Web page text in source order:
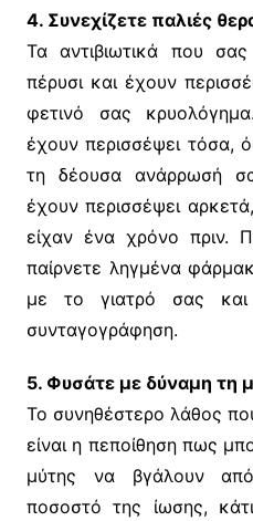
4. Συνεχίζετε παλιές
Τα αντιβιωτικά που
πέρυσι και έχουν
φετινό σας
έχουν περισσέψει τόσα,
τη δέουσα ανάρρωσή
έχουν περισσέψει
είχαν ένα χρόνο πριν.
παίρνετε ληγμένα
με το γιατρό σας
συνταγογράφηση.
5. Φυσάτε με δύναμη τη
Το συνηθέστερο λάθος
είναι η πεποίθηση πως
μύτης να βγάλουν
ποσοστό της ίωσης,